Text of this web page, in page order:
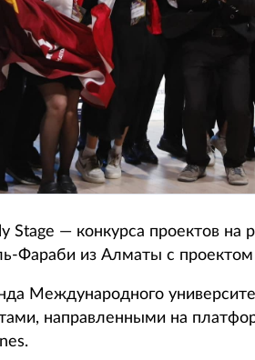
Stage — конкурса проектов на
Фараби из Алматы с проектом
Международного
направленными на